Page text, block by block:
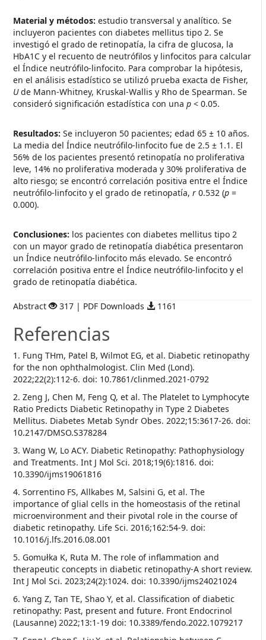
Material y métodos: estudio transversal y analítico. Se
incluyeron pacientes con diabetes mellitus tipo 2. Se
investigó el grado de retinopatía, la cifra de glucosa, la
HbA1C y el recuento de neutrófilos y linfocitos para calcular
el Índice neutrófilo-linfocito. Para comprobar la hipótesis,
en el análisis estadístico se utilizó prueba exacta de Fisher,
Ude Mann-Whitney, Kruskal-Wallis y Rho de Spearman. Se
consideró significación estadística con una p < 0.05.
Resultados: Se incluyeron 50 pacientes; edad 65 ± 10 años.
La media del Índice neutrófilo-linfocito fue de 2.5 ± 1.1. El
56% de los pacientes presentó retinopatía no proliferativa
leve, 14% no proliferativa moderada y 30% proliferativa de
alto riesgo; se encontró correlación positiva entre el Índice
neutrófilo-linfocito y el grado de retinopatía, r 0.532 (p=
0.000).
Conclusiones: los pacientes con diabetes mellitus tipo 2
con un mayor grado de retinopatía diabética presentaron
un Índice neutrófilo-linfocito más elevado. Se encontró
correlación positiva entre el Índice neutrófilo-linfocito y el
grado de retinopatía diabética.
Abstract 317 | PDF Downloads 1161
Referencias
1. Fung THm, Patel B, Wilmot EG, et al. Diabetic retinopathy
for the non ophthalmologist. Clin Med (Lond).
2022;22(2):112-6. doi: 10.7861/clinmed.2021-0792
2. Zeng J, Chen M, Feng Q, et al. The Platelet to Lymphocyte
Ratio Predicts Diabetic Retinopathy in Type 2 Diabetes
Mellitus. Diabetes Metab Syndr Obes. 2022;15:3617-26. doi:
10.2147/DMSO.S378284
3. Wang W, Lo ACY. Diabetic Retinopathy: Pathophysiology
and Treatments. Int J Mol Sci. 2018;19(6):1816. doi:
10.3390/ijms19061816
4. Sorrentino FS, Allkabes M, Salsini G, et al. The
importance of glial cells in the homeostasis of the retinal
microenvironment and their pivotal role in the course of
diabetic retinopathy. Life Sci. 2016;162:54-9. doi:
10.1016/j.lfs.2016.08.001
5. Gomułka K, Ruta M. The role of inflammation and
therapeutic concepts in diabetic retinopathy-A short review.
Int J Mol Sci. 2023;24(2):1024. doi: 10.3390/ijms24021024
6. Yang Z, Tan TE, Shao Y, et al. Classification of diabetic
retinopathy: Past, present and future. Front Endocrinol
(Lausanne) 2022;13:1-19 doi: 10.3389/fendo.2022.1079217